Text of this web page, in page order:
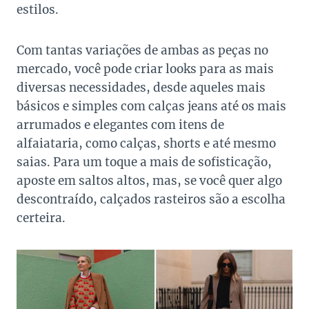
estilos.
Com tantas variações de ambas as peças no
mercado, você pode criar looks para as mais
diversas necessidades, desde aqueles mais
básicos e simples com calças jeans até os mais
arrumados e elegantes com itens de
alfaiataria, como calças, shorts e até mesmo
saias. Para um toque a mais de sofisticação,
aposte em saltos altos, mas, se você quer algo
descontraído, calçados rasteiros são a escolha
certeira.